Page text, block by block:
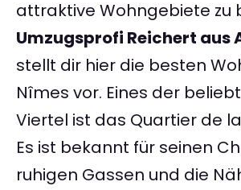
attraktive Wohngebiete zu
Umzugsprofi Reichert aus
stellt dir hier die besten
Nîmes vor. Eines der
Viertel ist das Quartier de
Es ist bekannt für seinen
ruhigen Gassen und die